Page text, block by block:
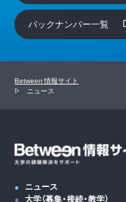
バックナンバー一覧
Between 情報サイト
ニュース
ニュース
大学（募集・接続・教学）